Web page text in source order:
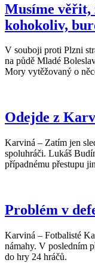
Musíme věřit,
kohokoliv,
V souboji proti Plzni
na půdě Mladé
Mory vytěžovaný o
Odejde z
Karviná – Zatím jen
spoluhráči. Lukáš
případnému přestupu
Problém v
Karviná – Fotbalisté
námahy. V posledním
do hry 24 hráčů.